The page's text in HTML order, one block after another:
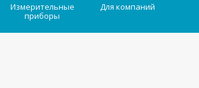
Измерительные
приборы
Для компаний